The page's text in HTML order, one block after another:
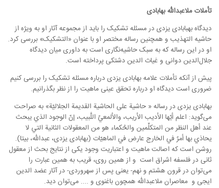
تأملات ملاعبدالله بهابادی
دیدگاه بهبابادی یزدی در مسئله تشکیک را باید از مجموعه آثار او به ویژه از
حاشیه التهذیب و همچنین رساله مختصر او با عنوان «التشکیک» بررسی کرد.
او در این رساله که به سبک حاشیه‌نگاری است به داوری میان دیدگاه
جلال‌الدین دوانی و غیاث الدین دشتکی پرداخته است.
پیش از آنکه تأملات علامه بهابادی یزدی درباره مسئله تشکیک را بررسی کنیم
ضروری است دیدگاه او درباره تحقق عینی ماهیت را از نظر بگذرانیم.
بهابادی یزدی در رساله « حاشية على الحاشية القديمة الجلاليّة» به صراحت
می‌گوید: اعلم أيّها الأديب الأريب، والألمعيّ اللَّبيب، إنّ الوجود الذي يبحث
عند أهل النظر من المتكلِّمين والحُكماء هو من المعقولات الثانية التي لا
يحاذي بها أمرٌ في الخارج عارض في الماهيّات (بهابادی یزدی، عبدالله، بیتا).
روشن است که اصالت ماهیت و اعتباریت وجود یکی از نتایج بحث از معقول
ثانی در فلسفه اشراق است و از همین روی، قریب به همین عبارت را
می‌توان در قرون هشتم و نهم- یعنی پس از سهروردی- در آثار عضد الدین
ایجی و معاصران ملاعبدالله همچون باغنوی و .... می‌توان دید.